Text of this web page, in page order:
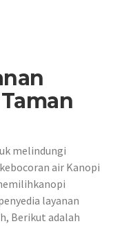
melindungi
air Kanopi
layanan
Berikut adalah